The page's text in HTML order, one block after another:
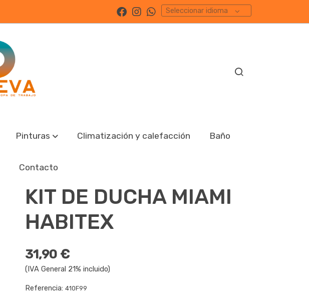
Seleccionar idioma
Pinturas Climatización y calefacción Baño
Contacto
KIT DE DUCHA MIAMI
HABITEX
31,90 €
(IVA General 21% incluido)
Referencia:410F99